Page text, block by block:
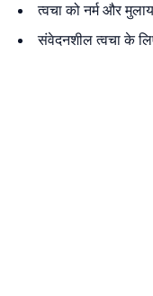
त्वचा को नर्म और
संवेदनशील त्वचा के